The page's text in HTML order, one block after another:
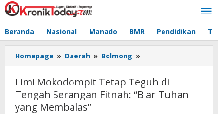
Lewati
ke
Beranda Nasional Manado BMR Pendidikan
Homepage » Daerah » Bolmong »
Mokodompit
Tetap
Teguh
di
Limi Mokodompit Tetap Teguh di
Tengah Serangan Fitnah: “Biar Tuhan
yang Membalas”